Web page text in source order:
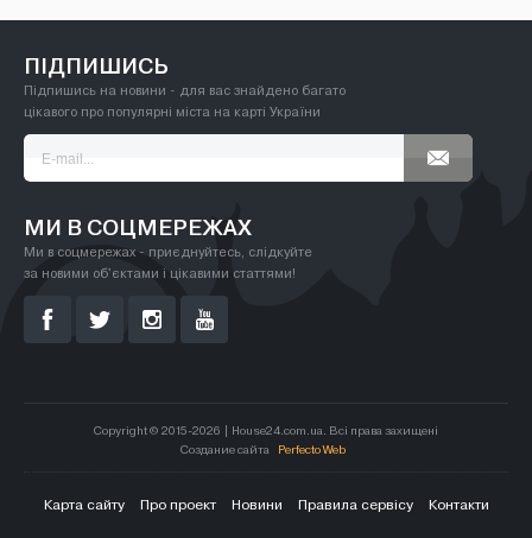
ПІДПИШИСЬ
Підпишись на новини - для вас знайдено багато
цікавого про популярні міста на карті України
МИ В СОЦМЕРЕЖАХ
Ми в соцмережах - приєднуйтесь, слідкуйте
за новими об'єктами і цікавими статтями!
Copyright © 2015-2026 | House24.com.ua. Всі права захищені
Создание сайта
Perfecto Web
Карта сайту Про проект Новини Правила сервісу Контакти